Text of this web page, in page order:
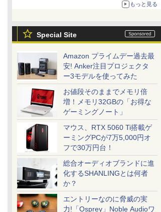
もっと見る
Special Site
Amazon プライムデー過去最
安! Anker注目プロジェクタ
ー3モデルを使ってみた
お値段そのままでメモリ倍
増！メモリ32GBの「お得な
ゲーミングノート」
マウス、RTX 5060 Ti搭載ゲ
ーミングPCが7万5,000円オ
フで30万円台！
総合オーディオブランドに進
化するSHANLINGとは何者
か？
エントリーなのに脅威の実
力!「Osprey」Noble Audioワ